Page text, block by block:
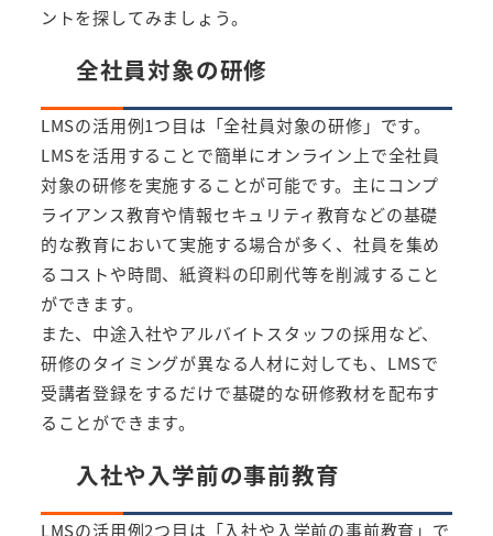
ントを探してみましょう。
全社員対象の研修
LMSの活用例1つ目は「全社員対象の研修」です。
LMSを活用することで簡単にオンライン上で全社員
対象の研修を実施することが可能です。主にコンプ
ライアンス教育や情報セキュリティ教育などの基礎
的な教育において実施する場合が多く、社員を集め
るコストや時間、紙資料の印刷代等を削減すること
ができます。
また、中途入社やアルバイトスタッフの採用など、
研修のタイミングが異なる人材に対しても、LMSで
受講者登録をするだけで基礎的な研修教材を配布す
ることができます。
入社や入学前の事前教育
LMSの活用例2つ目は「入社や入学前の事前教育」で